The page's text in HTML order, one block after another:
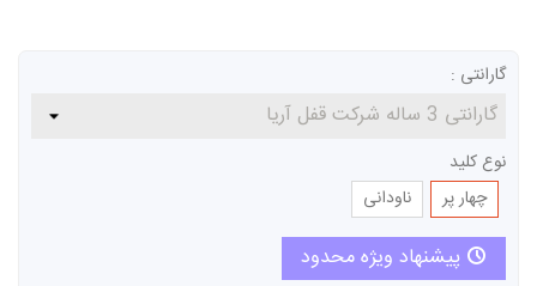
گارانتی :
نوع کلید
چهار پر
ناودانی
پیشنهاد ویژه محدود